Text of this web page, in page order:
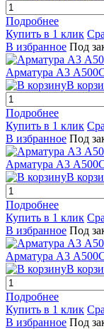
Подробнее
Купить в 1 клик
В избранное Под
Арматура А3
В
Подробнее
Купить в 1 клик
В избранное Под
Арматура А3
В
Подробнее
Купить в 1 клик
В избранное Под
Арматура А3
В
Подробнее
Купить в 1 клик
В избранное Под